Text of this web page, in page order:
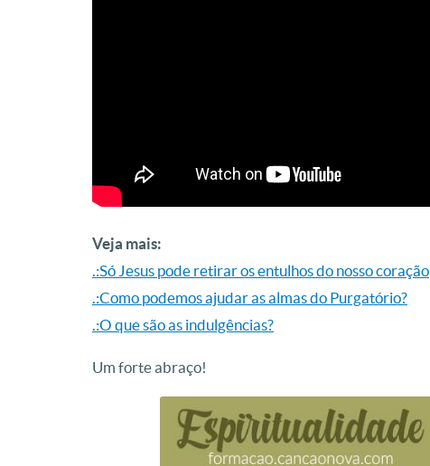
Veja mais:
.:Só Jesus pode retirar os entulhos do nosso coração
.:Como podemos ajudar as almas do Purgatório?
.:O que são as indulgências?
Um forte abraço!